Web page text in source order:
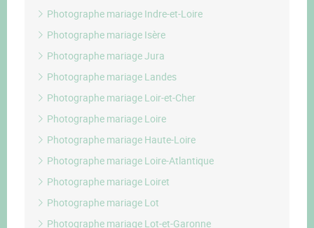
Photographe mariage Indre-et-Loire
Photographe mariage Isère
Photographe mariage Jura
Photographe mariage Landes
Photographe mariage Loir-et-Cher
Photographe mariage Loire
Photographe mariage Haute-Loire
Photographe mariage Loire-Atlantique
Photographe mariage Loiret
Photographe mariage Lot
Photographe mariage Lot-et-Garonne